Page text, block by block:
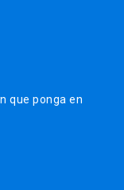
que ponga en